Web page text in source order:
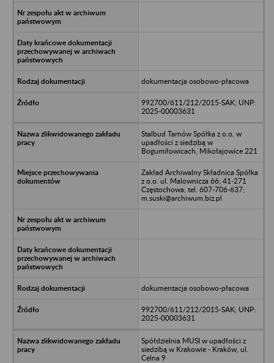
dokumentacja osobowo-płacowa
992700/611/212/2015-SAK; UNP:
2025-00003631
Stalbud Tarnów Spółka z o.o. w
upadłości z siedzibą w
Bogumiłowicach, Mikołajowice 221
Zakład Archiwalny Składnica Spółka
z o.o. ul. Malownicza 66; 41-271
Częstochowa; tel. 607-706-637;
m.suski@archiwum.biz.pl
dokumentacja osobowo-płacowa
992700/611/212/2015-SAK; UNP:
2025-00003631
Spółdzielnia MUSI w upadłości z
siedzibą w Krakowie - Kraków, ul.
Celna 9